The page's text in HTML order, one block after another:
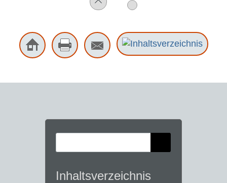
Inhaltsverzeichnis